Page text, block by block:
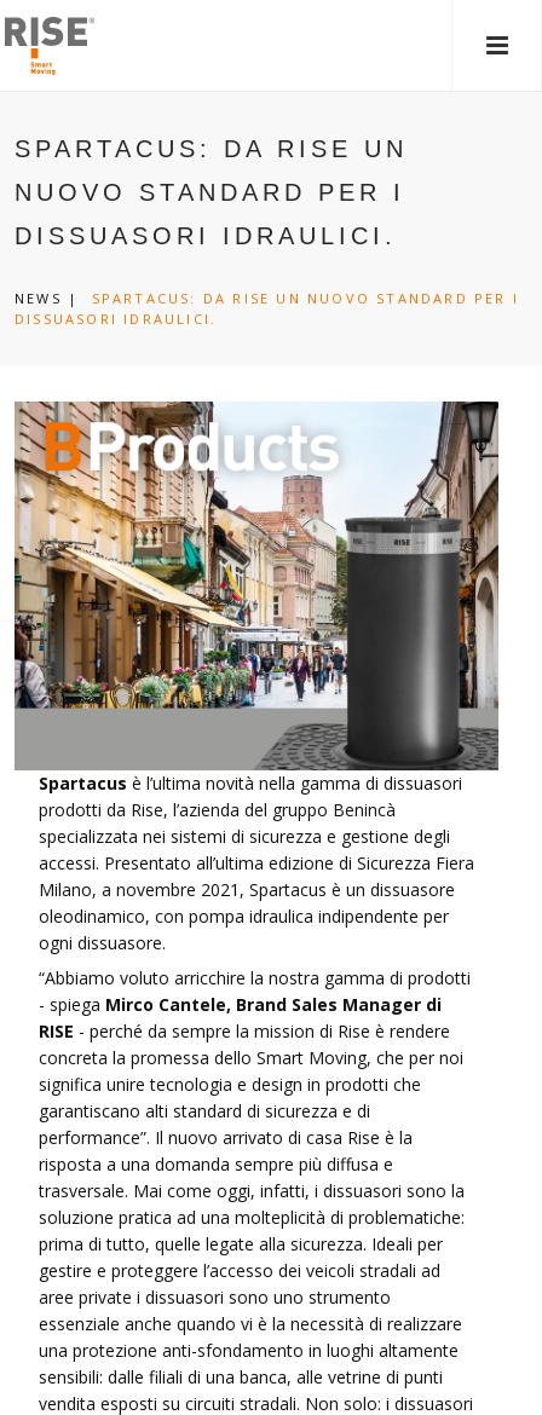
SPARTACUS: DA RISE UN
NUOVO STANDARD PER I
DISSUASORI IDRAULICI.
NEWS | SPARTACUS: DA RISE UN NUOVO STANDARD PER I
DISSUASORI IDRAULICI.
Spartacus è l’ultima novità nella gamma di dissuasori
prodotti da Rise, l’azienda del gruppo Benincà
specializzata nei sistemi di sicurezza e gestione degli
accessi. Presentato all’ultima edizione di Sicurezza Fiera
Milano, a novembre 2021, Spartacus è un dissuasore
oleodinamico, con pompa idraulica indipendente per
ogni dissuasore.
“Abbiamo voluto arricchire la nostra gamma di prodotti
- spiega Mirco Cantele, Brand Sales Manager di
RISE - perché da sempre la mission di Rise è rendere
concreta la promessa dello Smart Moving, che per noi
significa unire tecnologia e design in prodotti che
garantiscano alti standard di sicurezza e di
performance”. Il nuovo arrivato di casa Rise è la
risposta a una domanda sempre più diffusa e
trasversale. Mai come oggi, infatti, i dissuasori sono la
soluzione pratica ad una molteplicità di problematiche:
prima di tutto, quelle legate alla sicurezza. Ideali per
gestire e proteggere l’accesso dei veicoli stradali ad
aree private i dissuasori sono uno strumento
essenziale anche quando vi è la necessità di realizzare
una protezione anti-sfondamento in luoghi altamente
sensibili: dalle filiali di una banca, alle vetrine di punti
vendita esposti su circuiti stradali. Non solo: i dissuasori